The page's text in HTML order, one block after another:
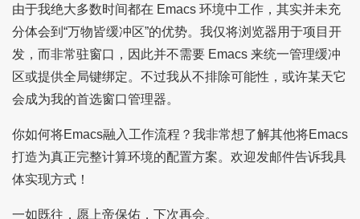
由于我绝大多数时间都在 Emacs 环境中工作，其实并未充
分体会到“万物皆缓冲区”的优势。我仅将浏览器用于项目开
发，而非常驻窗口，因此并不需要 Emacs 来统一管理缓冲
区或提供全局键绑定。不过我从不排除可能性，或许某天它
会成为我的首选窗口管理器。
你如何将Emacs融入工作流程？我非常想了解其他将Emacs
打造为真正完整计算环境的配置方案。欢迎发邮件告诉我具
体实现方式！
一如既往，愿上帝保佑，下次再会。